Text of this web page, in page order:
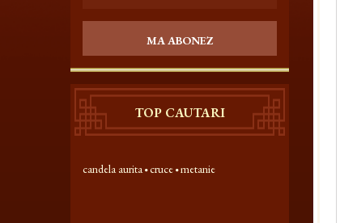
MA ABONEZ
TOP CAUTARI
candela aurita cruce metanie